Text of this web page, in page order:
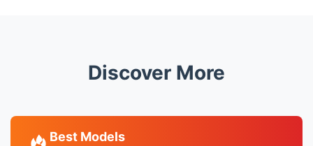
Discover More
Best Models